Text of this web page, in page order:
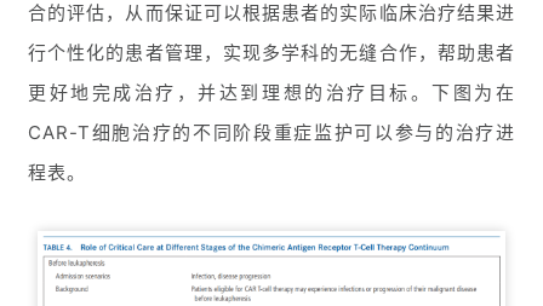
合的评估，从而保证可以根据患者的实际临床治疗结果进
行个性化的患者管理，实现多学科的无缝合作，帮助患者
更好地完成治疗，并达到理想的治疗目标。下图为在
CAR-T细胞治疗的不同阶段重症监护可以参与的治疗进
程表。